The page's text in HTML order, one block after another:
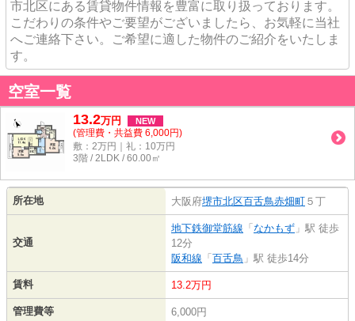
市北区にある賃貸物件情報を豊富に取り扱っております。
こだわりの条件やご要望がございましたら、お気軽に当社
へご連絡下さい。ご希望に適した物件のご紹介をいたしま
す。
空室一覧
13.2万円 NEW
(管理費・共益費 6,000円)
敷：2万円｜礼：10万円
3階 / 2LDK / 60.00㎡
所在地 大阪府堺市北区百舌鳥赤畑町 ５丁
交通
地下鉄御堂筋線 「 なかもず 」駅 徒歩
12分
阪和線 「 百舌鳥 」駅 徒歩14分
賃料 13.2万円
管理費等 6,000円